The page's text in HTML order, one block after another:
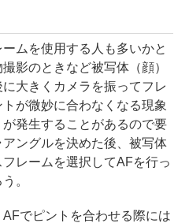
ムを使用する人も多いかと
影のときなど被写体（顔）
大きくカメラを振ってフレ
が微妙に合わなくなる現象
が発生することがあるので要
ングルを決めた後、被写体
レームを選択してAFを行っ
。
でピントを合わせる際には